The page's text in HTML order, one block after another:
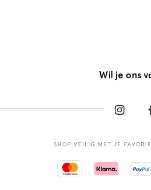
Wil je ons
SHOP VEILIG MET JE